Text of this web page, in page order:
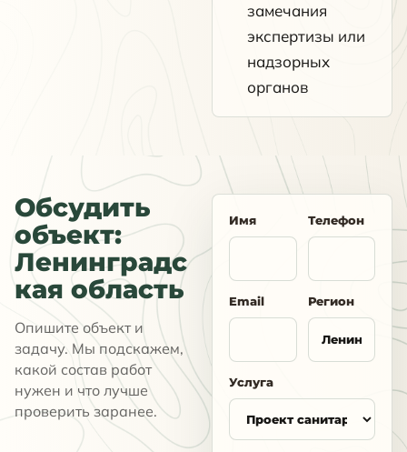
замечания
экспертизы или
надзорных
органов
Обсудить
объект:
Ленинградс
кая область
Опишите объект и
задачу. Мы подскажем,
какой состав работ
нужен и что лучше
проверить заранее.
Имя Телефон
Email Регион
Услуга